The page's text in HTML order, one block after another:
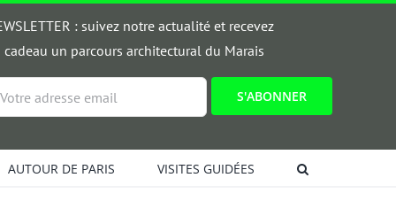
: suivez notre actualité et recevez
cadeau un parcours architectural du Marais
AUTOUR DE PARIS VISITES GUIDÉES